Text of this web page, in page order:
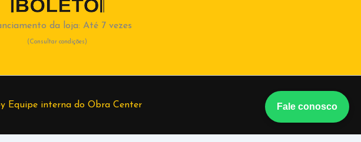
da loja: Até 7 vezes
(Consultar condições)
Fale conosco
Equipe interna do Obra Center